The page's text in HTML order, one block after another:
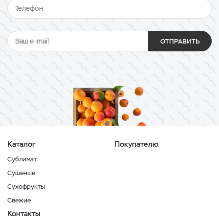
ОТПРАВИТЬ
Каталог
Сублимат
Сушеные
Сухофрукты
Свежие
Покупателю
Контакты